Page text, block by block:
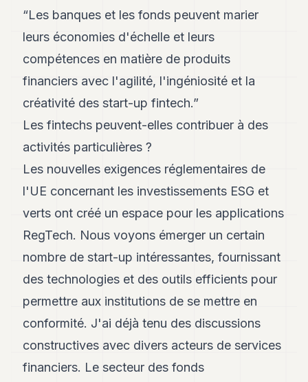
POLITIQUE
IMMOBILIER
PRIVATE
EQUITY
SPORT
ENTREPRISES
ASSOCIATIONS
CONTACT
S'ABONNER
FR
“Les banques et les fonds peuvent marier
leurs économies d'échelle et leurs
compétences en matière de produits
financiers avec l'agilité, l'ingéniosité et la
créativité des start-up fintech.”
Les fintechs peuvent-elles contribuer à des
activités particulières ?
Les nouvelles exigences réglementaires de
l'UE concernant les investissements ESG et
verts ont créé un espace pour les applications
RegTech. Nous voyons émerger un certain
nombre de start-up intéressantes, fournissant
des technologies et des outils efficients pour
permettre aux institutions de se mettre en
conformité. J'ai déjà tenu des discussions
constructives avec divers acteurs de services
financiers. Le secteur des fonds